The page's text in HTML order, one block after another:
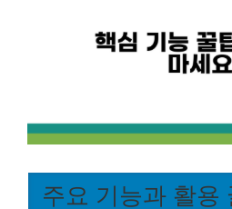
주요 기능과 활용